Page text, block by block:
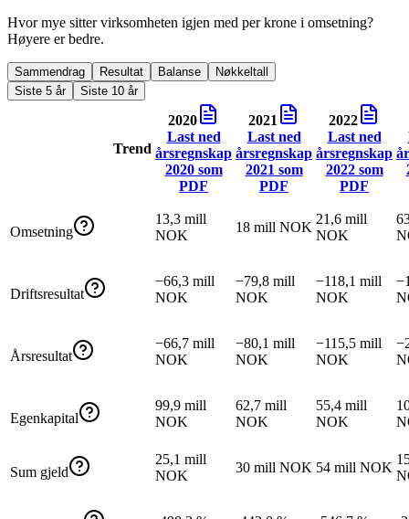
Hvor mye sitter virksomheten igjen med per krone i omsetning?
Høyere er bedre.
Sammendrag Resultat Balanse
Nøkkeltall
Siste 5 år
Siste 10 år
Trend
2020
Last ned
årsregnskap
2020som
PDF
2021
Last ned
årsregnskap
2021 som
PDF
2022
Last ned
årsregnskap
2022som
PDF
Omsetning
13,3 mill
NOK
18 mill NOK
21,6 mill
NOK
Driftsresultat
−66,3 mill
NOK
−79,8 mill
NOK
−118,1 mill
NOK
Årsresultat
−66,7 mill
NOK
−80,1 mill
NOK
−115,5 mill
NOK
Egenkapital
99,9 mill
NOK
62,7 mill
NOK
55,4 mill
NOK
Sum gjeld
25,1 mill
NOK
30 mill NOK 54 mill NOK